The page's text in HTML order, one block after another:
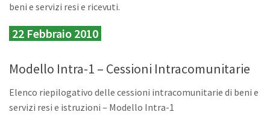
beni e servizi resi e ricevuti.
22 Febbraio 2010
Modello Intra-1 – Cessioni Intracomunitarie
Elenco riepilogativo delle cessioni intracomunitarie di beni e
servizi resi e istruzioni – Modello Intra-1